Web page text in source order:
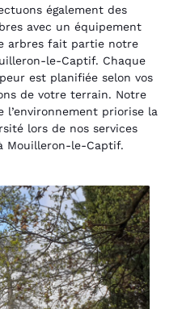
également des
avec un équipement
arbres fait partie notre
le-Captif. Chaque
est planifiée selon vos
de votre terrain. Notre
l’environnement priorise la
lors de nos services
Mouilleron-le-Captif.